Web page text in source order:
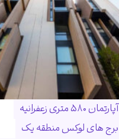
آپارتمان ۵۸۰ متری زعفرانیه
برج های لوکس منطقه یک